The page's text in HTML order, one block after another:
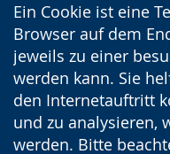
Ein Cookie ist eine
Browser auf dem
jeweils zu einer
werden kann. Sie
den Internetauftritt
und zu analysieren,
werden. Bitte